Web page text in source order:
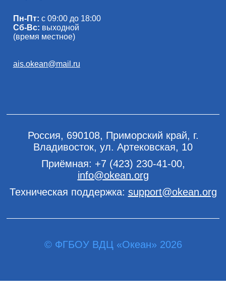
Пн-Пт: с 09:00 до 18:00
Сб-Вс: выходной
(время местное)
ais.okean@mail.ru
Россия, 690108, Приморский край, г.
Владивосток, ул. Артековская, 10
Приёмная: +7 (423) 230-41-00,
info@okean.org
Техническая поддержка: support@okean.org
© ФГБОУ ВДЦ «Океан» 2026